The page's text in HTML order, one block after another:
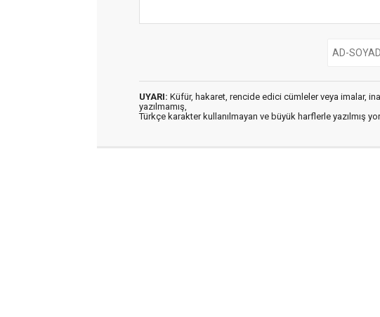
UYARI: Küfür, hakaret, rencide edici cümleler veya imalar,
yazılmamış,
Türkçe karakter kullanılmayan ve büyük harflerle yazılmış